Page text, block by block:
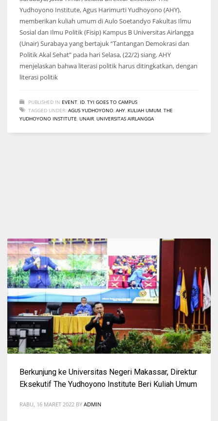
Yudhoyono Institute, Agus Harimurti Yudhoyono (AHY),
memberikan kuliah umum di Aulo Soetandyo Fakultas Ilmu
Sosial dan Ilmu Politik (Fisip) Kampus B Universitas Airlangga
(Unair) Surabaya yang bertajuk “Tantangan Demokrasi dan
Politik Akal Sehat” pada hari Selasa, (22/2) siang. AHY
menjelaskan bahwa literasi politik harus ditingkatkan, dengan
literasi politik
PUBLISHED IN EVENT ID TYI GOES TO CAMPUS
TAGGED UNDER: AGUS YUDHOYONO AHY KULIAH UMUM THE
YUDHOYONO INSTITUTE UNAIR UNIVERSITAS AIRLANGGA
Berkunjung ke Universitas Negeri Makassar, Direktur
Eksekutif The Yudhoyono Institute Beri Kuliah Umum
RABU, 16 MARET 2022 BY ADMIN